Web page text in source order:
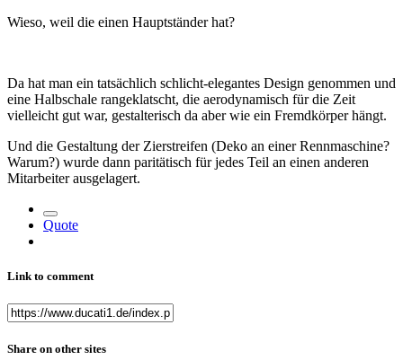
Wieso, weil die einen Hauptständer hat?
Da hat man ein tatsächlich schlicht-elegantes Design genommen und
eine Halbschale rangeklatscht, die aerodynamisch für die Zeit
vielleicht gut war, gestalterisch da aber wie ein Fremdkörper hängt.
Und die Gestaltung der Zierstreifen (Deko an einer Rennmaschine?
Warum?) wurde dann paritätisch für jedes Teil an einen anderen
Mitarbeiter ausgelagert.
Quote
Link to comment
Share on other sites